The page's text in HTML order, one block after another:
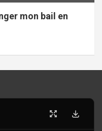
mon bail en